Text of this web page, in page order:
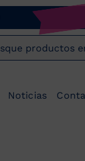
Noticias